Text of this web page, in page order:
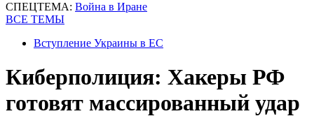
СПЕЦТЕМА: Война в Иране
ВСЕ ТЕМЫ
Вступление Украины в ЕС
Киберполиция: Хакеры РФ
готовят массированный удар